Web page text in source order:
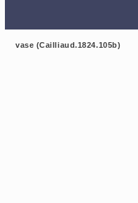
vase (Cailliaud.1824.105b)